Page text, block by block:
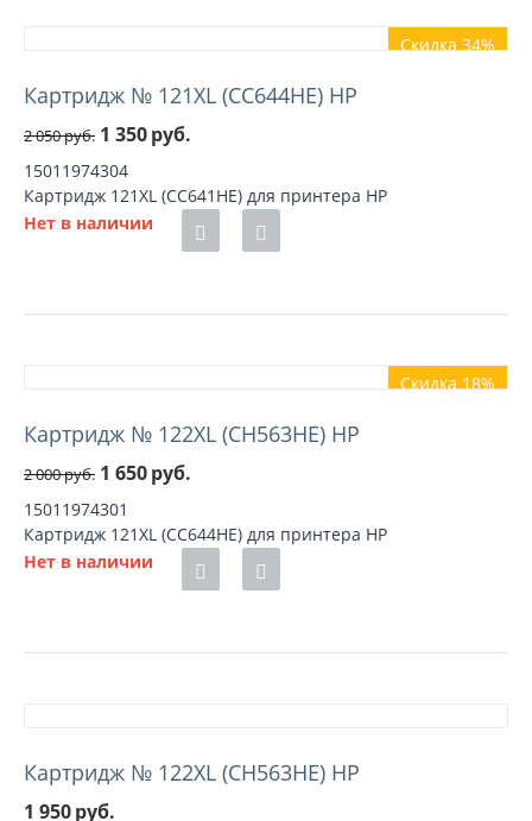
Скидка 34%
Картридж № 121XL (CC644HE) HP
2 050руб. 1 350руб.
15011974304
Картридж 121XL (CC641HE) для принтера HP
Нет в наличии
Скидка 18%
Картридж № 122XL (CH563HE) HP
2 000руб. 1 650руб.
15011974301
Картридж 121XL (CC644HE) для принтера HP
Нет в наличии
Картридж № 122XL (CH563HE) HP
1 950руб.